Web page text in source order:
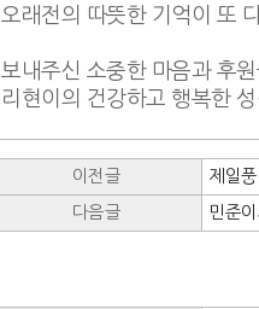
오래전의 따뜻한 기억이 또
보내주신 소중한 마음과 후
리현이의 건강하고 행복한
이전글 제일
다음글 민준